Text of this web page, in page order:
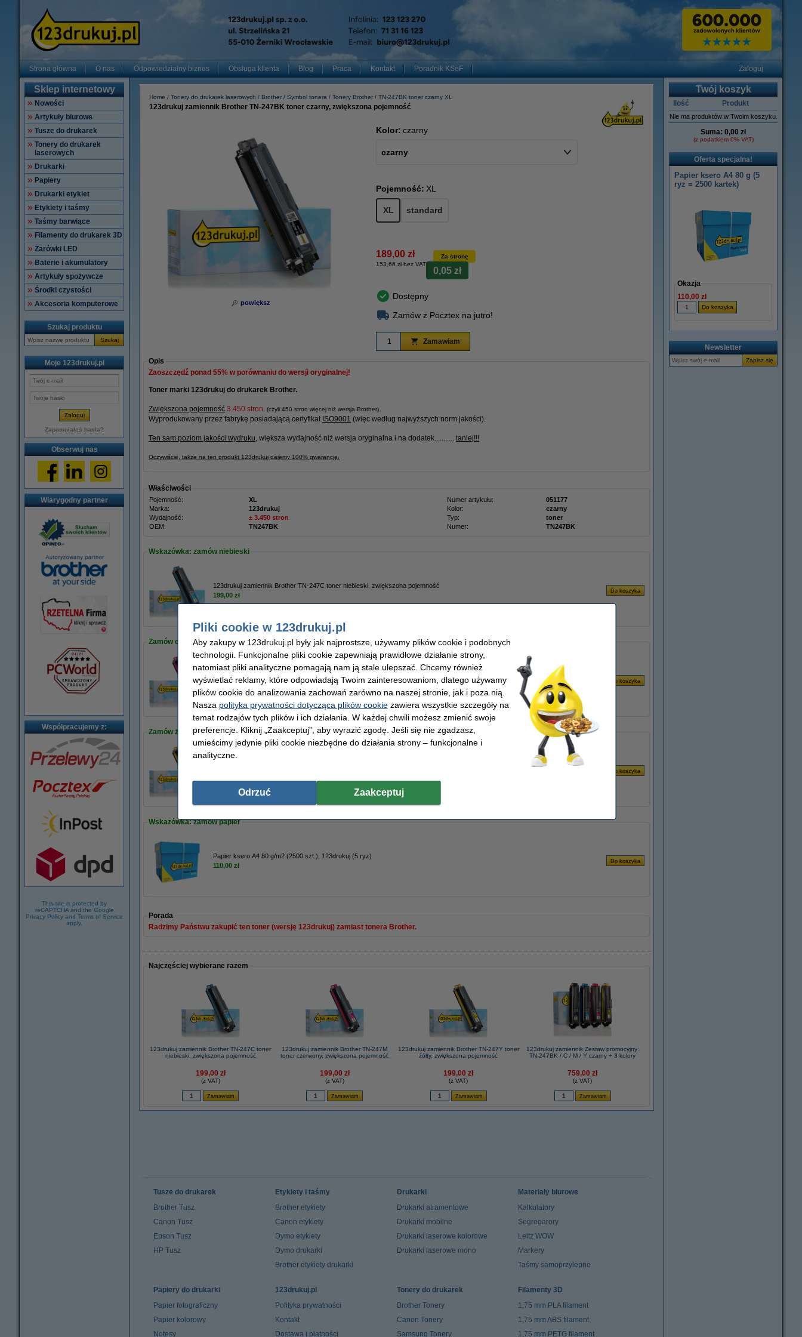
Strona główna O nas Odpowiedzialny biznes Obsługa klienta Blog Praca Kontakt Poradnik KSeF Zaloguj
Sklep internetowy
Nowości
Artykuły biurowe
Tusze do drukarek
Tonery do drukarek
laserowych
Drukarki
Papiery
Drukarki etykiet
Etykiety i taśmy
Taśmy barwiące
Filamenty do drukarek 3D
Żarówki LED
Baterie i akumulatory
Artykuły spożywcze
Środki czystości
Akcesoria komputerowe
Szukaj produktu
Szukaj
Moje 123drukuj.pl
Zapomniałeś hasła?
Obserwuj nas
Wiarygodny partner
Współpracujemy z:
This site is protected by
reCAPTCHA and the Google
Privacy Policy and Terms of Service
apply.
Home Tonery do drukarek laserowych Brother Symbol tonera Tonery Brother TN-247BK toner czarny XL
123drukuj zamiennik Brother TN-247BK toner czarny, zwiększona pojemność
powiększ
Kolor: czarny
czarny
Pojemność: XL
XL standard
189,00 zł
153,66 zł bez VAT
Za stronę
0,05 zł
Dostępny
Zamów z Pocztex na jutro!
Zamawiam
Opis
Zaoszczędź ponad 55% w porównaniu do wersji oryginalnej!
Toner marki 123drukuj do drukarek Brother.
Zwiększona pojemność 3.450 stron. (czyli 450 stron więcej niż wersja Brother).
Wyprodukowany przez fabrykę posiadającą certyfikat ISO9001 (więc według najwyższych norm jakości).
Ten sam poziom jakości wydruku, większa wydajność niż wersja oryginalna i na dodatek........... taniej!!!
Oczywiście, także na ten produkt 123drukuj dajemy 100% gwarancję.
Właściwości
Pojemność: XL Numer artykułu:
051177
Marka:
123drukuj Kolor:
czarny
Wydajność:
± 3.450 stron Typ:
toner
OEM:
TN247BK Numer: TN247BK
Wskazówka: zamów niebieski
123drukuj zamiennik Brother TN-247C toner niebieski, zwiększona pojemność
199,00 zł
Zamów czerwony
123drukuj zamiennik Brother TN-247M toner czerwony, zwiększona pojemność
199,00 zł
Zamów żółty
Wskazówka: zamów papier
Papier ksero A4 80 g/m2 (2500 szt.), 123drukuj (5 ryz)
110,00 zł
Porada
Radzimy Państwu zakupić ten toner (wersję 123drukuj) zamiast tonera Brother.
Najczęściej wybierane razem
123drukuj zamiennik Brother TN-247C toner
niebieski, zwiększona pojemność
199,00 zł
(z VAT)
123drukuj zamiennik Brother TN-247M
toner czerwony, zwiększona pojemność
199,00 zł
(z VAT)
123drukuj zamiennik Brother TN-247Y toner
żółty, zwiększona pojemność
199,00 zł
(z VAT)
123drukuj zamiennik Zestaw promocyjny:
TN-247BK / C / M / Y czarny + 3 kolory
759,00 zł
(z VAT)
Twój koszyk
Ilość Produkt
Nie ma produktów w Twoim koszyku.
Suma: 0,00 zł
(z podatkiem 0% VAT)
Oferta specjalna!
Papier ksero A4 80 g (5
ryz = 2500 kartek)
Okazja
110,00 zł
Newsletter
Tusze do drukarek
Brother Tusz
Canon Tusz
Epson Tusz
HP Tusz
Etykiety i taśmy
Brother etykiety
Canon etykiety
Dymo etykiety
Dymo drukarki
Brother etykiety drukarki
Drukarki
Drukarki atramentowe
Drukarki mobilne
Drukarki laserowe kolorowe
Drukarki laserowe mono
Materiały biurowe
Kalkulatory
Segregarory
Leitz WOW
Markery
Taśmy samoprzylepne
Papiery do drukarki
Papier fotograficzny
Papier kolorowy
Notesy
123drukuj.pl
Polityka prywatności
Kontakt
Dostawa i płatności
Tonery do drukarek
Brother Tonery
Canon Tonery
Samsung Tonery
Filamenty 3D
1,75 mm PLA filament
1,75 mm ABS filament
1,75 mm PETG filament
Pliki cookie w 123drukuj.pl
Aby zakupy w 123drukuj.pl były jak najprostsze, używamy plików cookie i podobnych
technologii. Funkcjonalne pliki cookie zapewniają prawidłowe działanie strony,
natomiast pliki analityczne pomagają nam ją stale ulepszać. Chcemy również
wyświetlać reklamy, które odpowiadają Twoim zainteresowaniom, dlatego używamy
plików cookie do analizowania zachowań zarówno na naszej stronie, jak i poza nią.
Nasza polityka prywatności dotycząca plików cookiezawiera wszystkie szczegóły na
temat rodzajów tych plików i ich działania. W każdej chwili możesz zmienić swoje
preferencje. Kliknij „Zaakceptuj”, aby wyrazić zgodę. Jeśli się nie zgadzasz,
umieścimy jedynie pliki cookie niezbędne do działania strony – funkcjonalne i
analityczne.
Odrzuć Zaakceptuj